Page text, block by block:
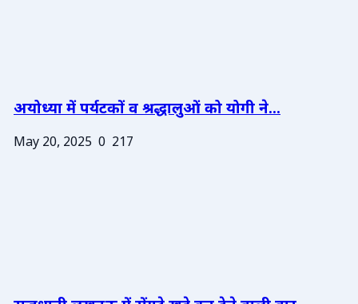
अयोध्या में पर्यटकों व श्रद्धालुओं को योगी ने...
May 20, 2025 0 217